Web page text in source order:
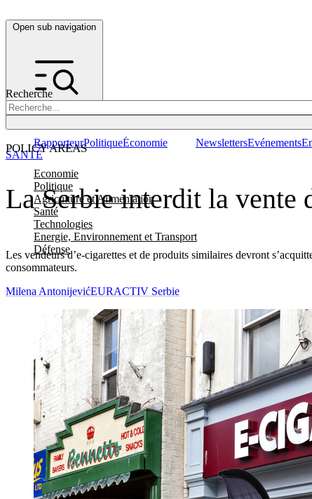
Open sub navigation
Recherche
POLICY AREAS
Economie
Politique
Agriculture et Alimentation
Santé
Technologies
Energie, Environnement et Transport
Défense
RapporteurPolitiqueÉconomie NewslettersEvénements
La Serbie interdit la vente
Les vendeurs d’e-cigarettes et de produits similaires devront
consommateurs.
SANTÉ
Milena AntonijevićEURACTIV Serbie